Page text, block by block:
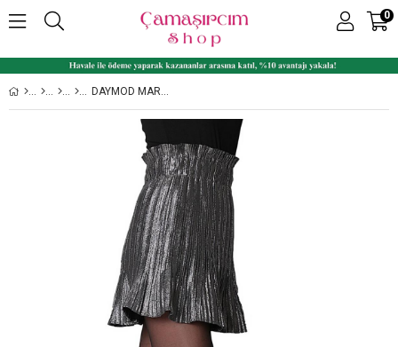
0
DAYMOD MARGI KADIN ÇIÇEK DESENLI KÜLOTLU ÇORAP